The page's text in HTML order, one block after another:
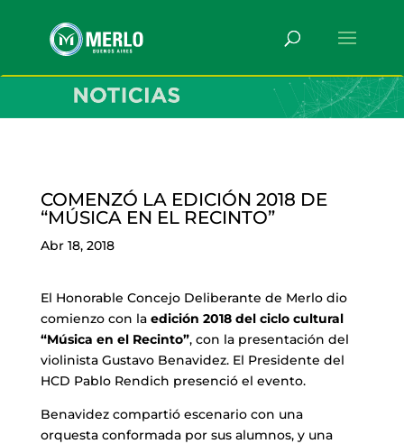
COMENZÓ LA EDICIÓN 2018 DE
“MÚSICA EN EL RECINTO”
Abr 18, 2018
El Honorable Concejo Deliberante de Merlo dio
comienzo con la edición 2018 del ciclo cultural
“Música en el Recinto”, con la presentación del
violinista Gustavo Benavidez. El Presidente del
HCD Pablo Rendich presenció el evento.
Benavidez compartió escenario con una
orquesta conformada por sus alumnos, y una